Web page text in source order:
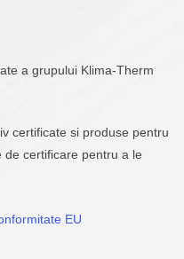
a grupului Klima-Therm
certificate si produse pentru
de certificare pentru a le
EU